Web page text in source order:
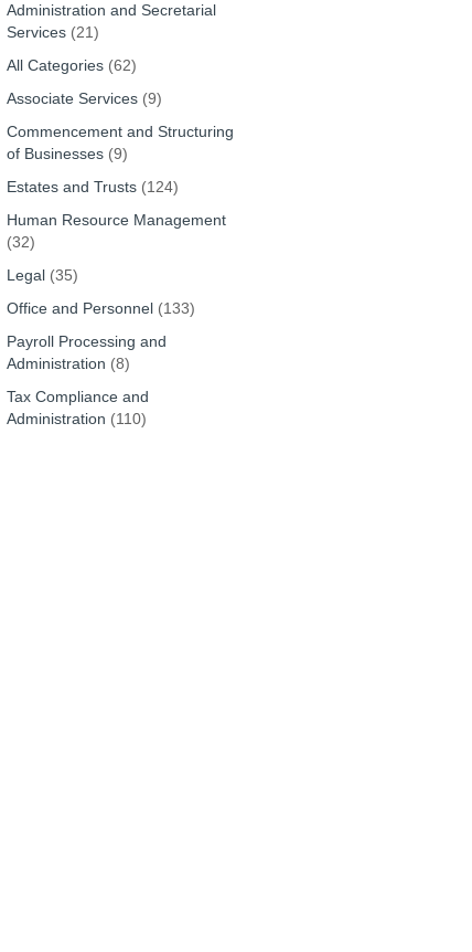
Administration and Secretarial
Services (21)
All Categories (62)
Associate Services (9)
Commencement and Structuring
of Businesses (9)
Estates and Trusts (124)
Human Resource Management
(32)
Legal (35)
Office and Personnel (133)
Payroll Processing and
Administration (8)
Tax Compliance and
Administration (110)